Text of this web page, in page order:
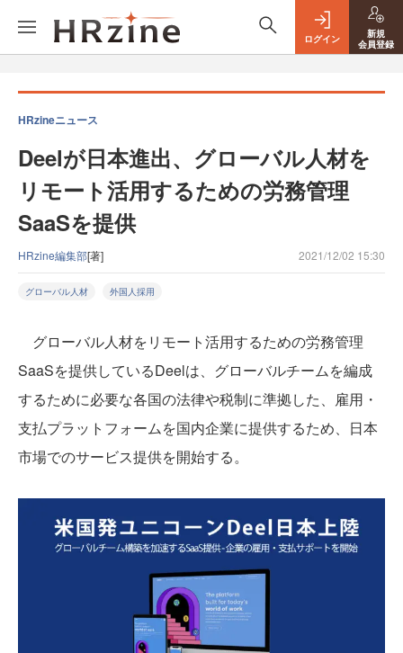
ログイン
新規
会員登録
HRzineニュース
Deelが日本進出、グローバル人材を
リモート活用するための労務管理
SaaSを提供
HRzine編集部[著] 2021/12/02 15:30
グローバル人材 外国人採用
グローバル人材をリモート活用するための労務管理
SaaSを提供しているDeelは、グローバルチームを編成
するために必要な各国の法律や税制に準拠した、雇用・
支払プラットフォームを国内企業に提供するため、日本
市場でのサービス提供を開始する。